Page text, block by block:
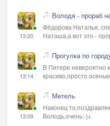
13:20
Володя - прораб
Фёдорова Наталья,
Наташа,а вот это -
13:14
Прогулка по
В Питере невероятно
красиво,просто
13:09
Метель
Наконец
Володь,очень:-)+